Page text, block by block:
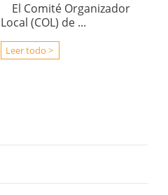
El Comité Organizador
Local (COL) de ...
Leer todo >